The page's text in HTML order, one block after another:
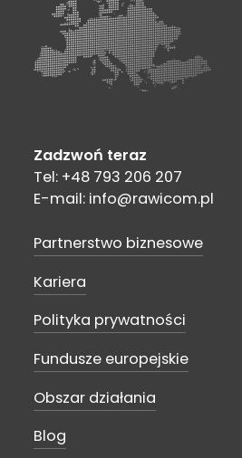
Zadzwoń teraz
Tel: +48 793 206 207
E-mail: info@rawicom.pl
Partnerstwo biznesowe
Kariera
Polityka prywatności
Fundusze europejskie
Obszar działania
Blog